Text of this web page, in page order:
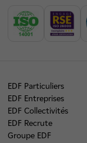
EDF Particuliers
EDF Entreprises
EDF Collectivités
EDF Recrute
Groupe EDF